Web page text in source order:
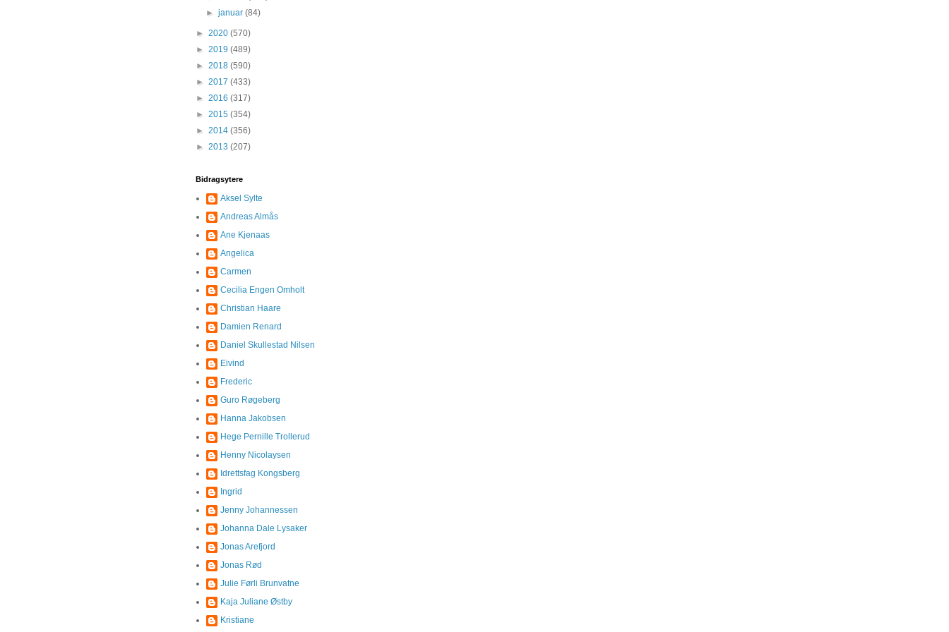
►januar(84)
► 2020 (570)
► 2019 (489)
► 2018 (590)
► 2017 (433)
► 2016 (317)
► 2015 (354)
► 2014 (356)
► 2013 (207)
Bidragsytere
Aksel Sylte
Andreas Almås
Ane Kjenaas
Angelica
Carmen
Cecilia Engen Omholt
Christian Haare
Damien Renard
Daniel Skullestad Nilsen
Eivind
Frederic
Guro Røgeberg
Hanna Jakobsen
Hege Pernille Trollerud
Henny Nicolaysen
Idrettsfag Kongsberg
Ingrid
Jenny Johannessen
Johanna Dale Lysaker
Jonas Arefjord
Jonas Rød
Julie Førli Brunvatne
Kaja Juliane Østby
Kristiane